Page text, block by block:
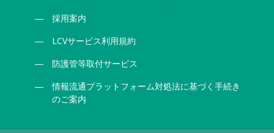
採用案内
LCVサービス利用規約
防護管等取付サービス
情報流通プラットフォーム対処法に基づく手続き
のご案内